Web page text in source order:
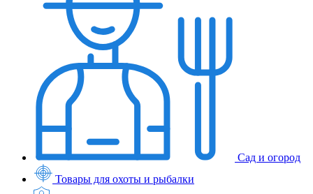
Сад и огород
Товары для охоты и рыбалки